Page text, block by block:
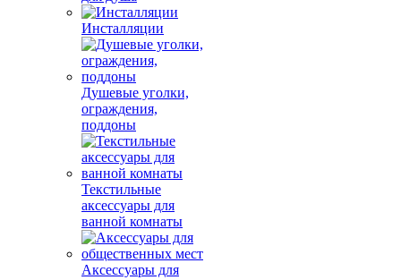
Инсталляции
Душевые уголки,
ограждения,
поддоны
Текстильные
аксессуары для
ванной комнаты
Аксессуары для